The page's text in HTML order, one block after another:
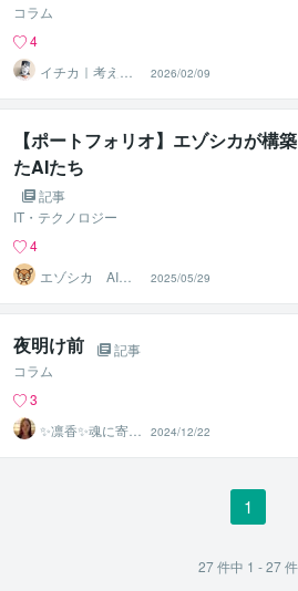
コラム
4
イチカ｜考えす
ぎて止まる人の
思考整理係
2026/02/09
【ポートフォリオ】エゾシカが構
たAIたち
記事
IT・テクノロジー
4
エゾシカ AIプ
ロンプター
2025/05/29
夜明け前
記事
コラム
3
✨凛香✨魂に寄り
添う癒しボイス
届けます✨
2024/12/22
1
27件中 1 - 27件